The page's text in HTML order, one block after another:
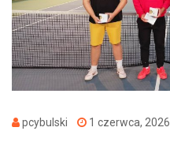
pcybulski 1 czerwca, 2026